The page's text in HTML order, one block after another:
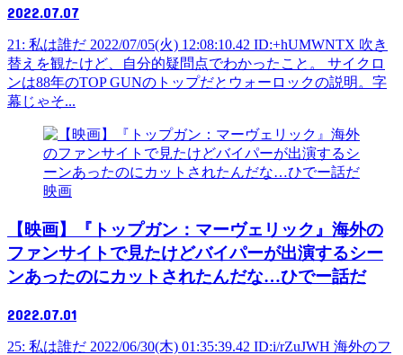
2022.07.07
21: 私は誰だ 2022/07/05(火) 12:08:10.42 ID:+hUMWNTX 吹き
替えを観たけど、自分的疑問点でわかったこと。 サイクロ
ンは88年のTOP GUNのトップだとウォーロックの説明。字
幕じゃそ...
映画
【映画】『トップガン：マーヴェリック』海外の
ファンサイトで見たけどバイパーが出演するシー
ンあったのにカットされたんだな…ひでー話だ
2022.07.01
25: 私は誰だ 2022/06/30(木) 01:35:39.42 ID:i/rZuJWH 海外のフ